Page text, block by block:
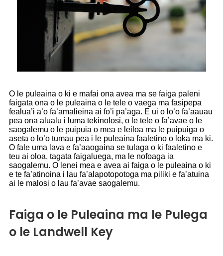
O le puleaina o ki e mafai ona avea ma se faiga paleni
faigata ona o le puleaina o le tele o vaega ma fasipepa
fealua’i a’o fa’amalieina ai fo’i pa’aga. E ui o lo’o fa’aauau
pea ona alualu i luma tekinolosi, o le tele o fa’avae o le
saogalemu o le puipuia o mea e leiloa ma le puipuiga o
aseta o lo’o tumau pea i le puleaina faaletino o loka ma ki.
O fale uma lava e fa’aaogaina se tulaga o ki faaletino e
teu ai oloa, tagata faigaluega, ma le nofoaga ia
saogalemu. O lenei mea e avea ai faiga o le puleaina o ki
e te fa’atinoina i lau fa’alapotopotoga ma piliki e fa’atuina
ai le malosi o lau fa’avae saogalemu.
Faiga o le Puleaina ma le Pulega
o le Landwell Key